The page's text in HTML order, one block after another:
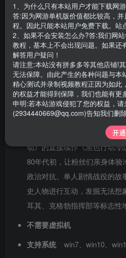
游戏大小232GB
游戏版本v1.34.1.15931218
2024年6月更新说明：《使命
戏
- 对抗武器包，包括两张武器蓝
- 传奇特遣队员外观“普莱斯
动》的直接续作《黑色行动冷
80年代初，让粉丝们亲身体
政治对抗。单人剧情战役的故
史人物进行互动，发掘无法想
耳其、克格勃指挥部等标志性
不需要虚拟机
支持系统win7、win10、
1、为什么只有本站用户才能下载网
答:因为网游单机版价值都比较高，
程。因此只能本站用户免费下载。站
2、如果不会安装怎么办?答:我们网
教程，基本上不会出现问题。如果还
解答用户疑问！
请注意:本站没有拼多多等其他店铺!
无法保障。由此产生的各种问题与本
精心测试并录制视频教程正因为如此
的权益才能得到保障，我们也能有更
申明:若本站游戏侵犯了您的权益，请
(2934440669@qq.com)告知我们删
开